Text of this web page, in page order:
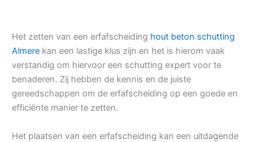
Het zetten van een erfafscheiding hout beton schutting
Almere kan een lastige klus zijn en het is hierom vaak
verstandig om hiervoor een schutting expert voor te
benaderen. Zij hebben de kennis en de juiste
gereedschappen om de erfafscheiding op een goede en
efficiënte manier te zetten.
Het plaatsen van een erfafscheiding kan een uitdagende